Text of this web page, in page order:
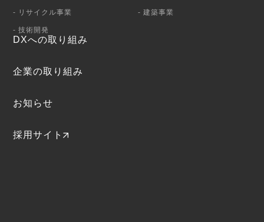
- リサイクル事業 - 建築事業
- 技術開発
DXへの取り組み
企業の取り組み
お知らせ
採用サイト